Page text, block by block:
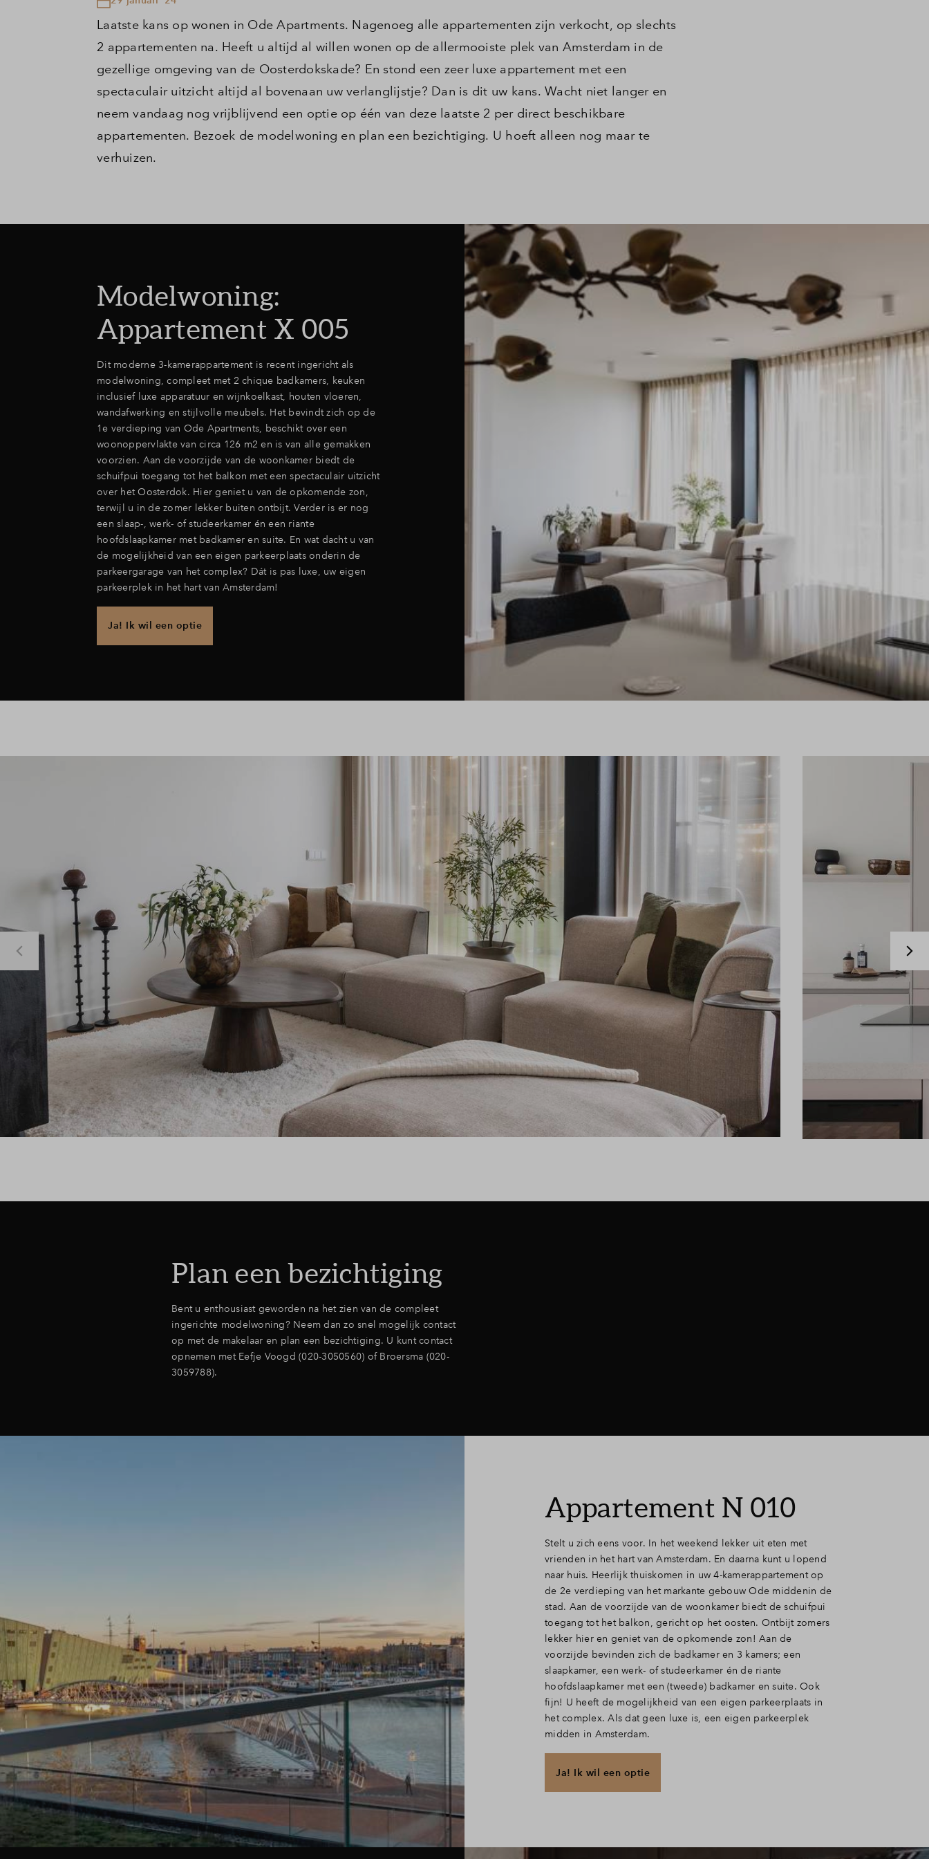
Laatste kans op wonen in Ode Apartments. Nagenoeg alle appartementen zijn verkocht, op slechts
2 appartementen na. Heeft u altijd al willen wonen op de allermooiste plek van Amsterdam in de
gezellige omgeving van de Oosterdokskade? En stond een zeer luxe appartement met een
spectaculair uitzicht altijd al bovenaan uw verlanglijstje? Dan is dit uw kans. Wacht niet langer en
neem vandaag nog vrijblijvend een optie op één van deze laatste 2 per direct beschikbare
appartementen. Bezoek de modelwoning en plan een bezichtiging. U hoeft alleen nog maar te
verhuizen.
Modelwoning:
Appartement X 005
Dit moderne 3-kamerappartement is recent ingericht als
modelwoning, compleet met 2 chique badkamers, keuken
inclusief luxe apparatuur en wijnkoelkast, houten vloeren,
wandafwerking en stijlvolle meubels. Het bevindt zich op de
1e verdieping van Ode Apartments, beschikt over een
woonoppervlakte van circa 126 m2 en is van alle gemakken
voorzien. Aan de voorzijde van de woonkamer biedt de
schuifpui toegang tot het balkon met een spectaculair uitzicht
over het Oosterdok. Hier geniet u van de opkomende zon,
terwijl u in de zomer lekker buiten ontbijt. Verder is er nog
een slaap-, werk- of studeerkamer én een riante
hoofdslaapkamer met badkamer en suite. En wat dacht u van
de mogelijkheid van een eigen parkeerplaats onderin de
parkeergarage van het complex? Dát is pas luxe, uw eigen
parkeerplek in het hart van Amsterdam!
Ja! Ik wil een optie
Plan een bezichtiging
Bent u enthousiast geworden na het zien van de compleet
ingerichte modelwoning? Neem dan zo snel mogelijk contact
op met de makelaar en plan een bezichtiging. U kunt contact
opnemen met Eefje Voogd (020-3050560) of Broersma (020-
3059788).
Appartement N 010
Stelt u zich eens voor. In het weekend lekker uit eten met
vrienden in het hart van Amsterdam. En daarna kunt u lopend
naar huis. Heerlijk thuiskomen in uw 4-kamerappartement op
de 2e verdieping van het markante gebouw Ode middenin de
stad. Aan de voorzijde van de woonkamer biedt de schuifpui
toegang tot het balkon, gericht op het oosten. Ontbijt zomers
lekker hier en geniet van de opkomende zon! Aan de
voorzijde bevinden zich de badkamer en 3 kamers; een
slaapkamer, een werk- of studeerkamer én de riante
hoofdslaapkamer met een (tweede) badkamer en suite. Ook
fijn! U heeft de mogelijkheid van een eigen parkeerplaats in
het complex. Als dat geen luxe is, een eigen parkeerplek
midden in Amsterdam.
Ja! Ik wil een optie